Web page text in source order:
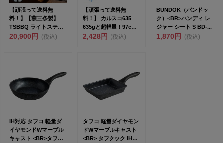
【頑張って送料無
料！】【燕三条製】
TSBBQ ライトステン
レス ダッチオーブン
20,900円 (税込)
【頑張って送料無
料！】 カルスコ635
635gと超軽量！97cm
と使いやすい長さの...
2,428円 (税込)
BUNDOK（バンドッ
ク）<BR>ハンディ レ
ジャー シート S BD-...
1,870円 (税込)
IH対応 タフコ 軽量ダ
イヤモンドWマーブル
キャスト <BR>タフク
タフコ 軽量ダイヤモン
ドWマーブルキャスト
<BR> タフクック IH玉